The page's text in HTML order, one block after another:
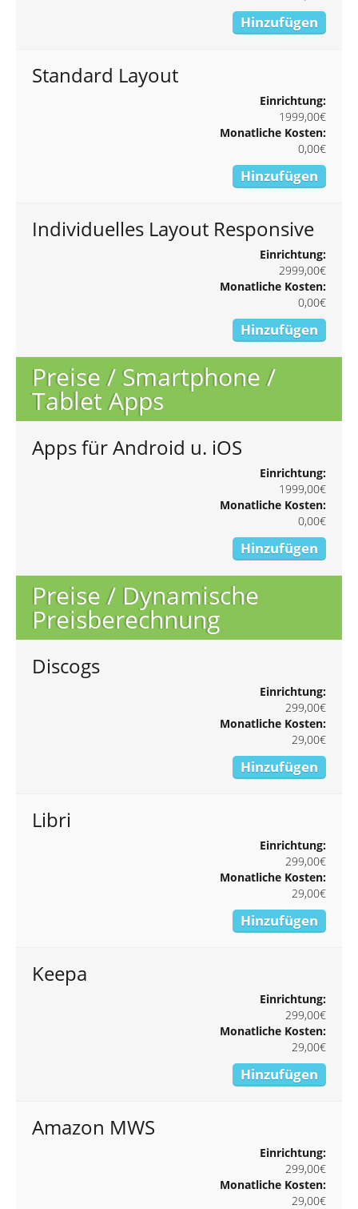
Hinzufügen
Standard Layout
Einrichtung:
1999,00€
Monatliche Kosten:
0,00€
Hinzufügen
Individuelles Layout Responsive
Einrichtung:
2999,00€
Monatliche Kosten:
0,00€
Hinzufügen
Preise / Smartphone /
Tablet Apps
Apps für Android u. iOS
Einrichtung:
1999,00€
Monatliche Kosten:
0,00€
Hinzufügen
Preise / Dynamische
Preisberechnung
Discogs
Einrichtung:
299,00€
Monatliche Kosten:
29,00€
Hinzufügen
Libri
Einrichtung:
299,00€
Monatliche Kosten:
29,00€
Hinzufügen
Keepa
Einrichtung:
299,00€
Monatliche Kosten:
29,00€
Hinzufügen
Amazon MWS
Einrichtung:
299,00€
Monatliche Kosten:
29,00€